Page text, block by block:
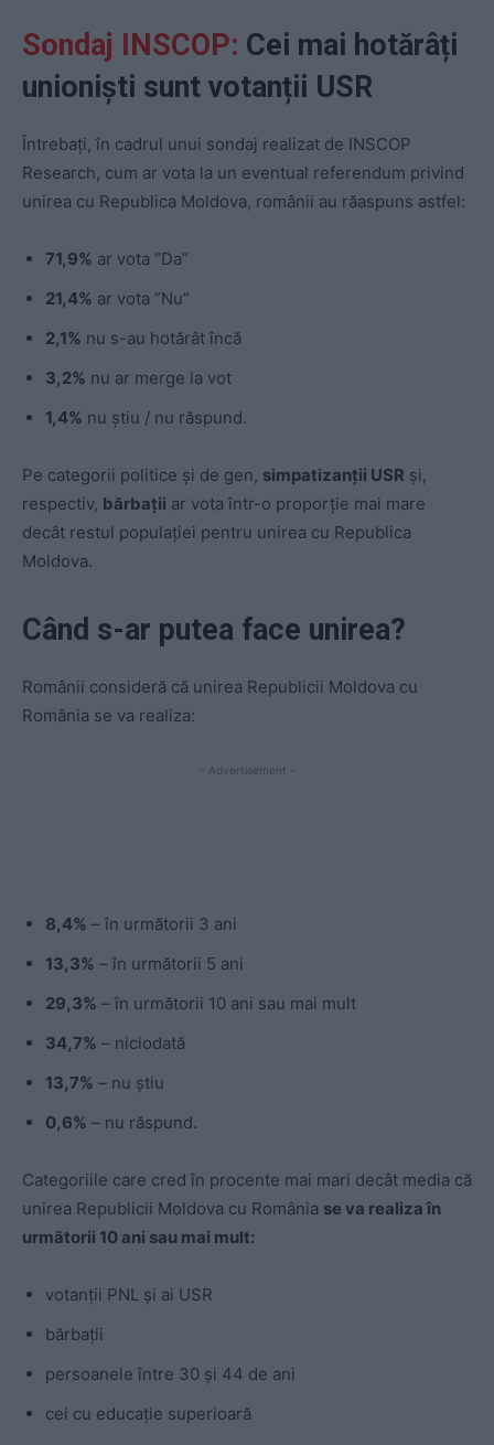
Sondaj INSCOP: Cei mai hotărâți
unioniști sunt votanții USR
Întrebați, în cadrul unui sondaj realizat de INSCOP
Research, cum ar vota la un eventual referendum privind
unirea cu Republica Moldova, românii au răaspuns astfel:
71,9% ar vota ”Da”
21,4% ar vota ”Nu”
2,1% nu s-au hotărât încă
3,2% nu ar merge la vot
1,4% nu ştiu / nu răspund.
Pe categorii politice și de gen, simpatizanții USR şi,
respectiv, bărbaţii ar vota într-o proporţie mai mare
decât restul populaţiei pentru unirea cu Republica
Moldova.
Când s-ar putea face unirea?
Românii consideră că unirea Republicii Moldova cu
România se va realiza:
- Advertisement -
8,4% – în următorii 3 ani
13,3% – în următorii 5 ani
29,3% – în următorii 10 ani sau mai mult
34,7% – niciodată
13,7% – nu ştiu
0,6% – nu răspund.
Categoriile care cred în procente mai mari decât media că
unirea Republicii Moldova cu România se va realiza în
următorii 10 ani sau mai mult:
votanţii PNL şi ai USR
bărbaţii
persoanele între 30 şi 44 de ani
cei cu educaţie superioară